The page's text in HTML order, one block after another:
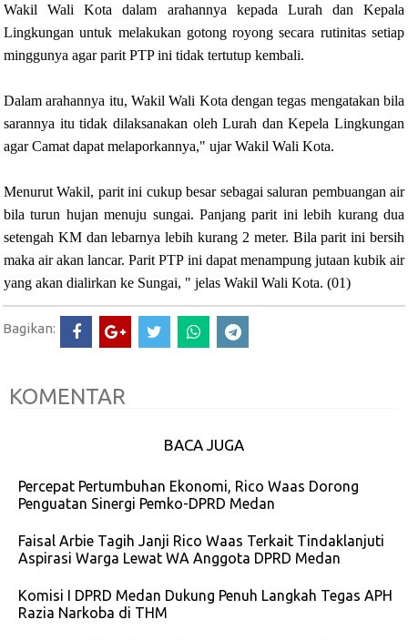
Wakil Wali Kota dalam arahannya kepada Lurah dan Kepala
Lingkungan untuk melakukan gotong royong secara rutinitas setiap
minggunya agar parit PTP ini tidak tertutup kembali.
Dalam arahannya itu, Wakil Wali Kota dengan tegas mengatakan bila
sarannya itu tidak dilaksanakan oleh Lurah dan Kepela Lingkungan
agar Camat dapat melaporkannya," ujar Wakil Wali Kota.
Menurut Wakil, parit ini cukup besar sebagai saluran pembuangan air
bila turun hujan menuju sungai. Panjang parit ini lebih kurang dua
setengah KM dan lebarnya lebih kurang 2 meter. Bila parit ini bersih
maka air akan lancar. Parit PTP ini dapat menampung jutaan kubik air
yang akan dialirkan ke Sungai, " jelas Wakil Wali Kota. (01)
Bagikan:
KOMENTAR
BACA JUGA
Percepat Pertumbuhan Ekonomi, Rico Waas Dorong
Penguatan Sinergi Pemko-DPRD Medan
Faisal Arbie Tagih Janji Rico Waas Terkait Tindaklanjuti
Aspirasi Warga Lewat WA Anggota DPRD Medan
Komisi I DPRD Medan Dukung Penuh Langkah Tegas APH
Razia Narkoba di THM